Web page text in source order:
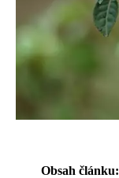
Obsah článku: